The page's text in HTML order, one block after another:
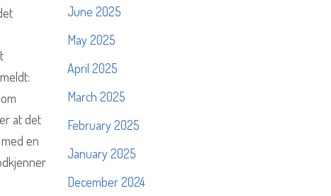
at det
en
June 2025
May 2025
April 2025
March 2025
February 2025
January 2025
December 2024